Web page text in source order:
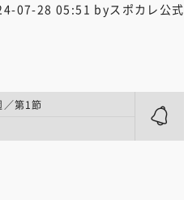
07-28 05:51 byスポカレ公式
第1節